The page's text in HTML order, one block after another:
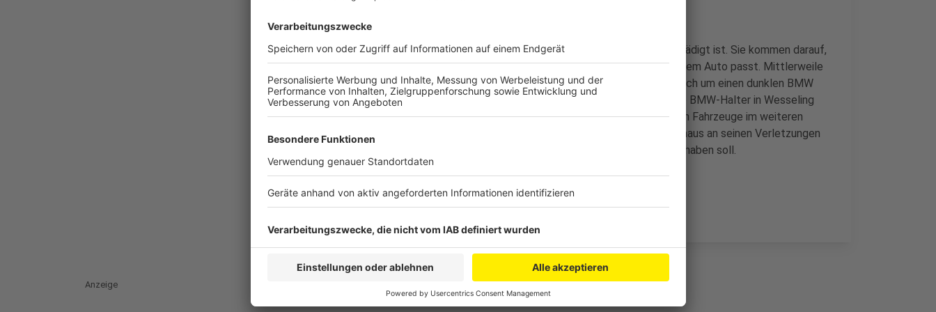
Die Ermittler suchen jetzt einen 1er-BMW, der an der Front beschädigt ist. Sie kommen darauf,
weil an der Unfallstelle ein Fahrzeugteil gefunden wurde, das zu dem Auto passt. Mittlerweile
liegen der Polizei diverse Zeugenaussagen vor, demnach soll es sich um einen dunklen BMW
handeln. Die Beamten haben nach eigenen Angaben schon diverse BMW-Halter in Wesseling
aufgesucht und die Autos kontrolliert. Derzeit überprüfen sie auch Fahrzeuge im weiteren
Umkreis von Wesseling. Der 20-jährige Fußgänger war im Krankenhaus an seinen Verletzungen
gestorben. Es gibt Hinweise, wonach er auf der Straße gesessen haben soll.
Anzeige
Anzeige